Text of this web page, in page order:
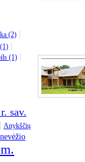
(2) |
|
(1) |
sav.
Anykščių